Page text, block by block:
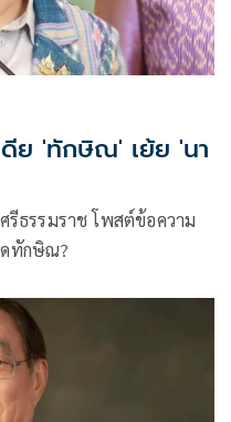
ดีย 'ทักษิณ' เย้ย 'นา
ธรรมราช โพสต์ข้อความ
ทักษิณ?